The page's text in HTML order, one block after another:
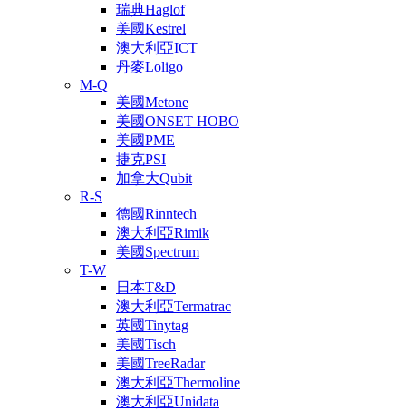
瑞典Haglof
美國Kestrel
澳大利亞ICT
丹麥Loligo
M-Q
美國Metone
美國ONSET HOBO
美國PME
捷克PSI
加拿大Qubit
R-S
德國Rinntech
澳大利亞Rimik
美國Spectrum
T-W
日本T&D
澳大利亞Termatrac
英國Tinytag
美國Tisch
美國TreeRadar
澳大利亞Thermoline
澳大利亞Unidata